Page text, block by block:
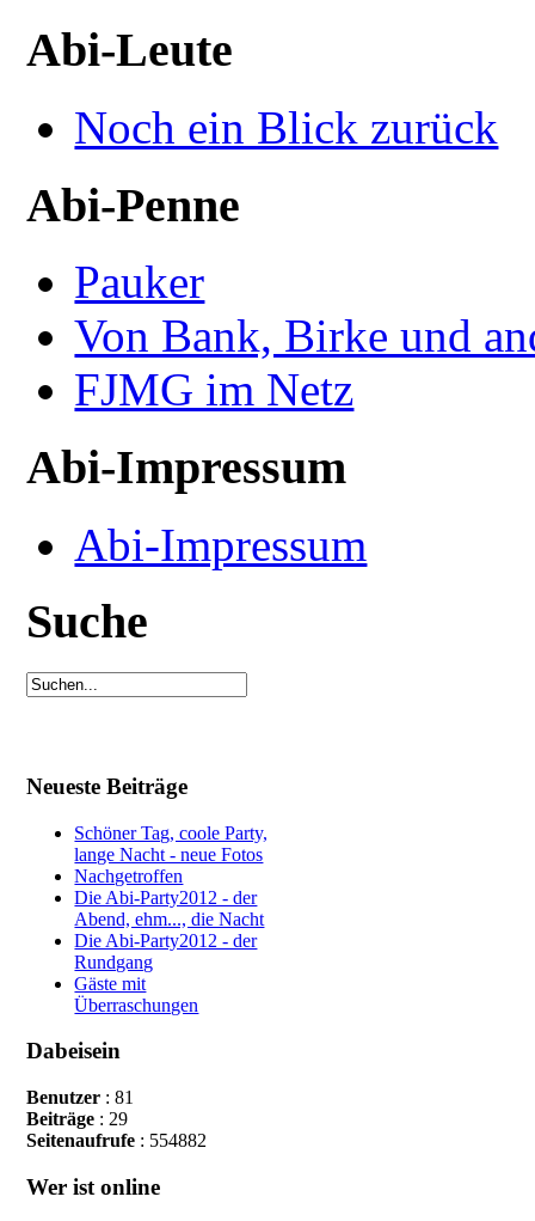
Abi-Leute
Noch ein Blick zurück
Abi-Penne
Pauker
Von Bank, Birke und
FJMG im Netz
Abi-Impressum
Abi-Impressum
Suche
Neueste Beiträge
Schöner Tag, coole Party,
lange Nacht - neue Fotos
Nachgetroffen
Die Abi-Party2012 - der
Abend, ehm..., die Nacht
Die Abi-Party2012 - der
Rundgang
Gäste mit
Überraschungen
Dabeisein
Benutzer : 81
Beiträge : 29
Seitenaufrufe : 554882
Wer ist online